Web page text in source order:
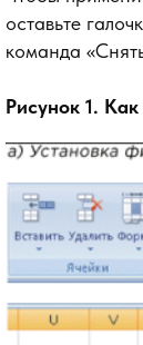
оставьте
команда
Рисунок 1.